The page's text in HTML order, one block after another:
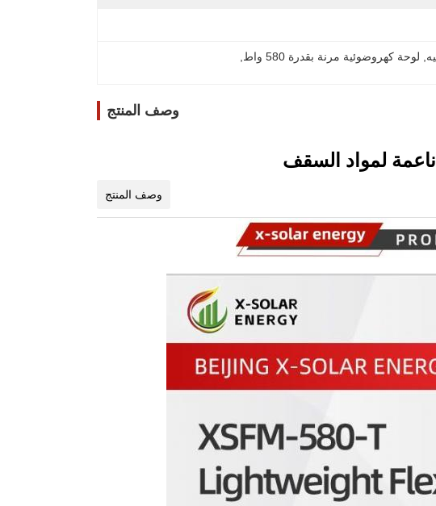
لوحة كهروضوئية مرنة بقدرة 580 واط
وصف المنتج
وصف المنتج